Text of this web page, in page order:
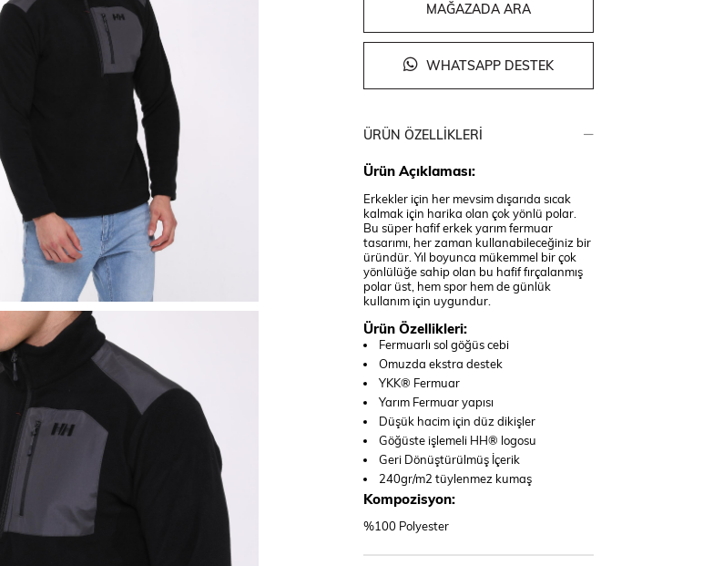
MAĞAZADA ARA
WHATSAPP DESTEK
ÜRÜN ÖZELLIKLERI
Ürün Açıklaması:
Erkekler için her mevsim dışarıda sıcak
kalmak için harika olan çok yönlü polar.
Bu süper hafif erkek yarım fermuar
tasarımı, her zaman kullanabileceğiniz bir
üründür. Yıl boyunca mükemmel bir çok
yönlülüğe sahip olan bu hafif fırçalanmış
polar üst, hem spor hem de günlük
kullanım için uygundur.
Ürün Özellikleri:
Fermuarlı sol göğüs cebi
Omuzda ekstra destek
YKK® Fermuar
Yarım Fermuar yapısı
Düşük hacim için düz dikişler
Göğüste işlemeli HH® logosu
Geri Dönüştürülmüş İçerik
240gr/m2 tüylenmez kumaş
Kompozisyon:
%100 Polyester